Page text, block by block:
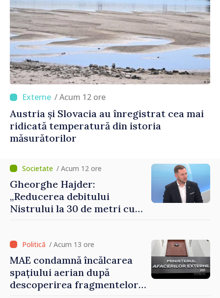
/ Acum 12 ore
Austria și Slovacia au înregistrat cea mai
ridicată temperatură din istoria
măsurătorilor
/ Acum 12 ore
Gheorghe Hajder:
„Reducerea debitului
Nistrului la 30 de metri cubi
/ Acum 13 ore
MAE condamnă încălcarea
spațiului aerian după
descoperirea fragmentelor